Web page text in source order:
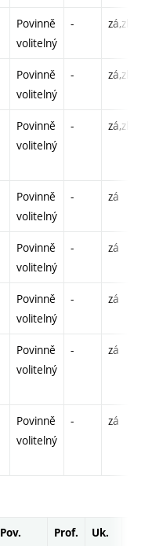
Povinně
volitelný
- zá,zk
Povinně
volitelný
- zá,zk
Povinně
volitelný
- zá,zk
Povinně
volitelný
- zá
Povinně
volitelný
- zá
Povinně
volitelný
- zá
Povinně
volitelný
- zá
Povinně
volitelný
- zá
Pov. Prof. Uk.